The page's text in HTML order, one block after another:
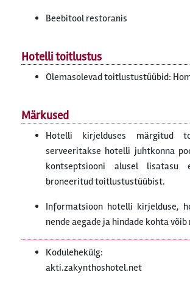
Beebitool restoranis
Hotelli toitlustus
Olemasolevad toitlustustüübid:
Märkused
Hotelli kirjelduses märgitud
serveeritakse hotelli juhtkonna
kontseptsiooni alusel lisatasu
broneeritud toitlustustüübist.
Informatsioon hotelli kirjelduse,
nende aegade ja hindade kohta
Kodulehekülg:
akti.zakynthoshotel.net